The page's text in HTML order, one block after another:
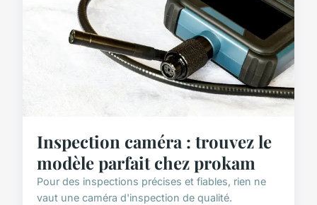
Inspection caméra : trouvez le
modèle parfait chez prokam
Pour des inspections précises et fiables, rien ne
vaut une caméra d'inspection de qualité.